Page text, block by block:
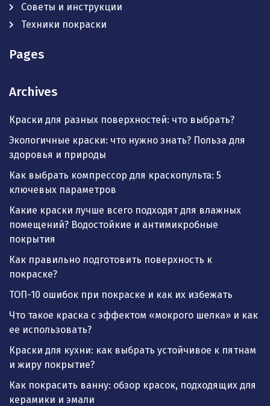
Советы и инструкции
Техники покраски
Pages
Archives
Краски для разных поверхностей: что выбрать?
Экологичные краски: что нужно знать? Польза для
здоровья и природы
Как выбрать компрессор для краскопульта: 5
ключевых параметров
Какие краски лучше всего подходят для влажных
помещений? Водостойкие и антимикробные
покрытия
Как правильно подготовить поверхность к
покраске?
ТОП-10 ошибок при покраске и как их избежать
Что такое краска с эффектом «мокрого шелка» и как
ее использовать?
Краски для кухни: как выбрать устойчивое к пятнам
и жиру покрытие?
Как покрасить ванну: обзор красок, подходящих для
керамики и эмали